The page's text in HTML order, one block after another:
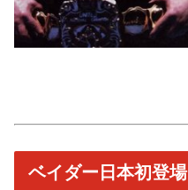
ベイダー日本初登場